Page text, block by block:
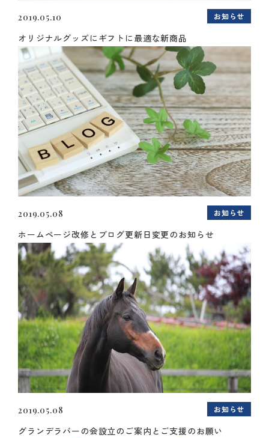
2019.05.10 お知らせ
オリジナルグッズにギフトに最適な新商品
2019.05.08 お知らせ
ホームページ改修とブログ更新日変更のお知らせ
2019.05.08 お知らせ
グランデラバーの会設立のご案内とご支援のお願い